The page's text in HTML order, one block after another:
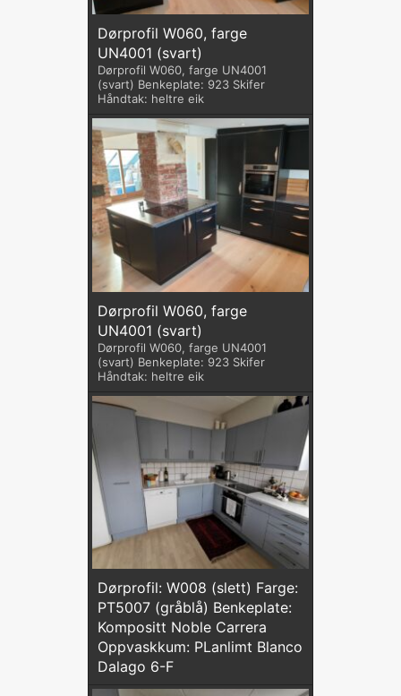
Dørprofil W060, farge
UN4001 (svart)
Dørprofil W060, farge UN4001
(svart) Benkeplate: 923 Skifer
Håndtak: heltre eik
Dørprofil W060, farge
UN4001 (svart)
Dørprofil W060, farge UN4001
(svart) Benkeplate: 923 Skifer
Håndtak: heltre eik
Dørprofil: W008 (slett) Farge:
PT5007 (gråblå) Benkeplate:
Kompositt Noble Carrera
Oppvaskkum: PLanlimt Blanco
Dalago 6-F